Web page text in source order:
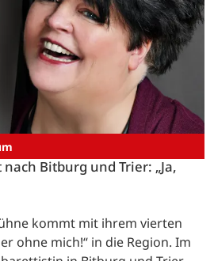
Bitburg und Trier: „Ja,
kommt mit ihrem vierten
ohne mich!“ in die Region. Im